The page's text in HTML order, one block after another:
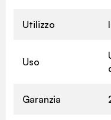
Utilizzo
Uso
Garanzia